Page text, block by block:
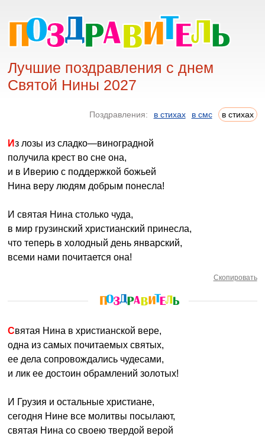
Лучшие поздравления с днем
Святой Нины 2027
Поздравления: в стихах в смс в стихах
Из лозы из сладко—виноградной
получила крест во сне она,
и в Иверию с поддержкой божьей
Нина веру людям добрым понесла!
И святая Нина столько чуда,
в мир грузинский христианский принесла,
что теперь в холодный день январский,
всеми нами почитается она!
Скопировать
Святая Нина в христианской вере,
одна из самых почитаемых святых,
ее дела сопровождались чудесами,
и лик ее достоин обрамлений золотых!
И Грузия и остальные христиане,
сегодня Нине все молитвы посылают,
святая Нина со своею твердой верой